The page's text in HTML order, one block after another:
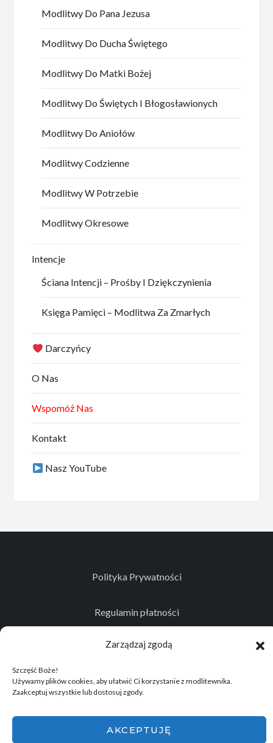
Zarządzaj zgodą
Szczęść Boże!
Używamy plików cookies, aby ułatwić Ci korzystanie z modlitewnika.
Zaakceptuj wszystkie lub dostosuj zgody.
AKCEPTUJĘ
Modlitwy Do Pana Jezusa
Modlitwy Do Ducha Świętego
Modlitwy Do Matki Bożej
Modlitwy Do Świętych I Błogosławionych
Modlitwy Do Aniołów
Modlitwy Codzienne
Modlitwy W Potrzebie
Modlitwy Okresowe
Intencje
Ściana Intencji – Prośby I Dziękczynienia
Księga Pamięci – Modlitwa Za Zmarłych
Darczyńcy
O Nas
Wspomóż Nas
Kontakt
Nasz YouTube
Polityka Prywatności
Regulamin płatności
Kontakt
Historyczno - Eksploracyjne "Memento Mori"